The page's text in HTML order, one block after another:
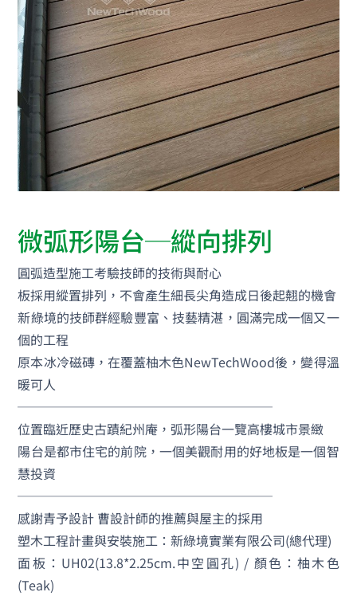
微弧形陽台─縱向排列
圓弧造型施工考驗技師的技術與耐心
板採用縱置排列，不會產生細長尖角造成日後起翹的機會
新綠境的技師群經驗豐富、技藝精湛，圓滿完成一個又一
個的工程
原本冰冷磁磚，在覆蓋柚木色NewTechWood後，變得溫
暖可人
────────────────────
位置臨近歷史古蹟紀州庵，弧形陽台一覽高樓城市景緻
陽台是都市住宅的前院，一個美觀耐用的好地板是一個智
慧投資
────────────────────
感謝青予設計 曹設計師的推薦與屋主的採用
塑木工程計畫與安裝施工：新綠境實業有限公司(總代理)
面板：UH02(13.8*2.25cm.中空圓孔) / 顏色：柚木色
(Teak)